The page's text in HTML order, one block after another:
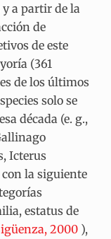
a partir de la
de
de este
(361
de los últimos
solo se
década (e. g.,
,Icterus
la siguiente
estatus de
2000 ),